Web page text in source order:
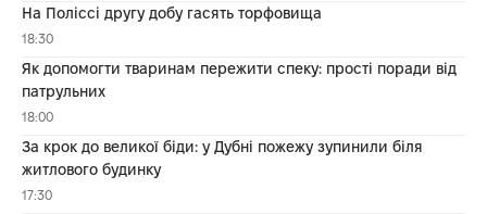
На Поліссі другу добу гасять торфовища
18:30
Як допомогти тваринам пережити спеку: прості поради від
патрульних
18:00
За крок до великої біди: у Дубні пожежу зупинили біля
житлового будинку
17:30